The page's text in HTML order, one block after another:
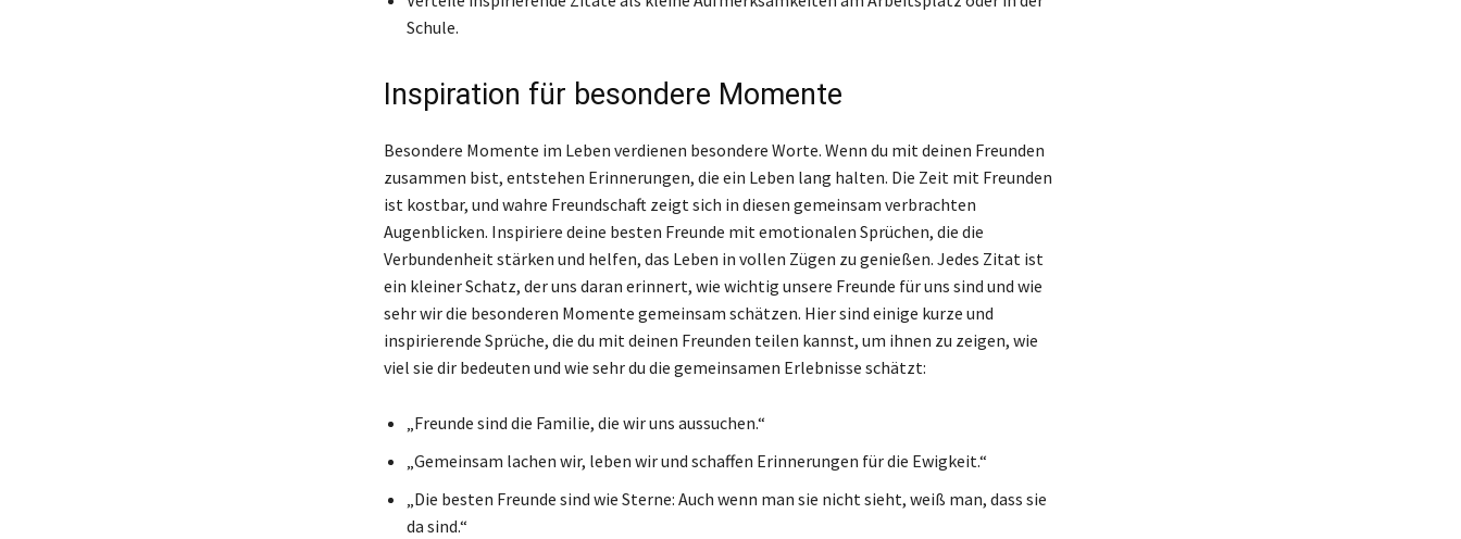
Schule.
Inspiration für besondere Momente
Besondere Momente im Leben verdienen besondere Worte. Wenn du mit deinen Freunden
zusammen bist, entstehen Erinnerungen, die ein Leben lang halten. Die Zeit mit Freunden
ist kostbar, und wahre Freundschaft zeigt sich in diesen gemeinsam verbrachten
Augenblicken. Inspiriere deine besten Freunde mit emotionalen Sprüchen, die die
Verbundenheit stärken und helfen, das Leben in vollen Zügen zu genießen. Jedes Zitat ist
ein kleiner Schatz, der uns daran erinnert, wie wichtig unsere Freunde für uns sind und wie
sehr wir die besonderen Momente gemeinsam schätzen. Hier sind einige kurze und
inspirierende Sprüche, die du mit deinen Freunden teilen kannst, um ihnen zu zeigen, wie
viel sie dir bedeuten und wie sehr du die gemeinsamen Erlebnisse schätzt:
„Freunde sind die Familie, die wir uns aussuchen.“
„Gemeinsam lachen wir, leben wir und schaffen Erinnerungen für die Ewigkeit.“
„Die besten Freunde sind wie Sterne: Auch wenn man sie nicht sieht, weiß man, dass sie
da sind.“